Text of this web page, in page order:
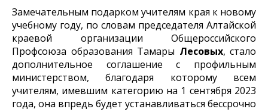
Замечательным подарком учителям края к новому
учебному году, по словам председателя Алтайской
краевой организации Общероссийского
Профсоюза образования Тамары Лесовых, стало
дополнительное соглашение с профильным
министерством, благодаря которому всем
учителям, имевшим категорию на 1 сентября 2023
года, она впредь будет устанавливаться бессрочно